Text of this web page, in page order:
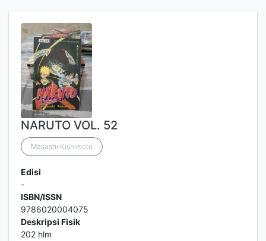
NARUTO VOL. 52
Masashi Kishimoto
Edisi
-
ISBN/ISSN
9786020004075
Deskripsi Fisik
202 hlm